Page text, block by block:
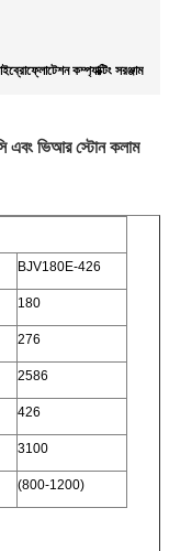
কম্প্যাক্টিং সরঞ্জাম
এবং ভিআর স্টোন কলাম
BJV180E-426
180
276
2586
426
3100
(800-1200)